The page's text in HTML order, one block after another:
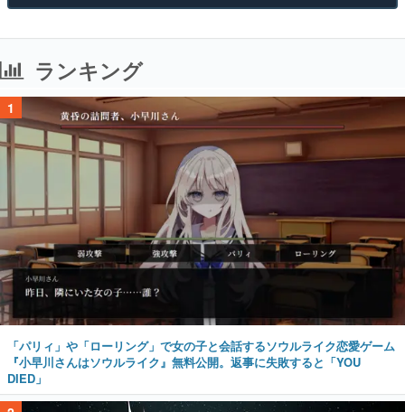
ランキング
1
「パリィ」や「ローリング」で女の子と会話するソウルライク恋愛ゲーム
『小早川さんはソウルライク』無料公開。返事に失敗すると「YOU
DIED」